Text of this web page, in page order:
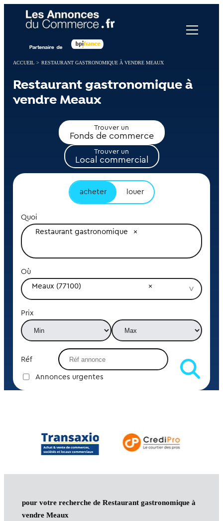
ACCUEIL > RESTAURANT GASTRONOMIQUE À VENDRE MEAUX
Restaurant gastronomique à
vendre Meaux
Trouver un
Fonds de commerce
Trouver un
Local commercial
acheter louer
Quoi
Restaurant gastronomique
Où
Meaux (77100)
Prix
Réf
Annonces urgentes
pour votre recherche de Restaurant gastronomique à
vendre Meaux
Panneau de gestion des cookies